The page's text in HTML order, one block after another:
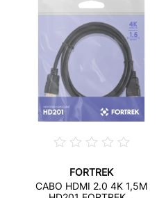
FORTREK
CABO HDMI 2.0 4K 1,5M